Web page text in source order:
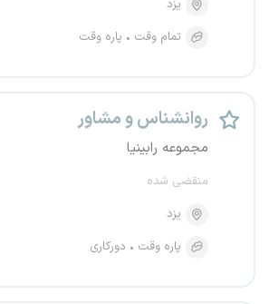
یزد
تمام وقت
پاره وقت
روانشناس و مشاور
مجموعه رابینیا
منقضی شده
یزد
پاره وقت
دورکاری